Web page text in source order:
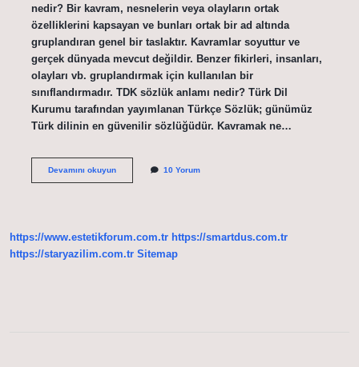
nedir? Bir kavram, nesnelerin veya olayların ortak
özelliklerini kapsayan ve bunları ortak bir ad altında
gruplandıran genel bir taslaktır. Kavramlar soyuttur ve
gerçek dünyada mevcut değildir. Benzer fikirleri, insanları,
olayları vb. gruplandırmak için kullanılan bir
sınıflandırmadır. TDK sözlük anlamı nedir? Türk Dil
Kurumu tarafından yayımlanan Türkçe Sözlük; günümüz
Türk dilinin en güvenilir sözlüğüdür. Kavramak ne…
Devamını okuyunKavrama
10 Yorum
https://www.estetikforum.com.tr https://smartdus.com.tr
https://staryazilim.com.tr Sitemap